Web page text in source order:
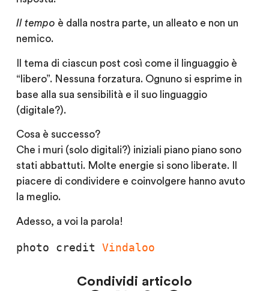
Il tempo è dalla nostra parte, un alleato e non un
nemico.
Il tema di ciascun post così come il linguaggio è
“libero”. Nessuna forzatura. Ognuno si esprime in
base alla sua sensibilità e il suo linguaggio
(digitale?).
Cosa è successo?
Che i muri (solo digitali?) iniziali piano piano sono
stati abbattuti. Molte energie si sono liberate. Il
piacere di condividere e coinvolgere hanno avuto
la meglio.
Adesso, a voi la parola!
photo credit Vindaloo
Condividi articolo